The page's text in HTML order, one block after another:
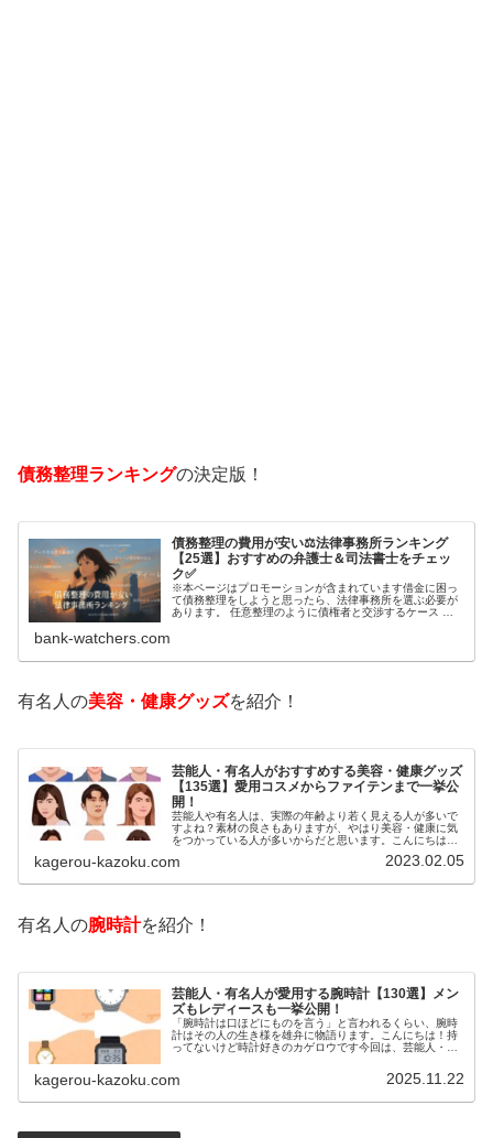
債務整理ランキングの決定版！
債務整理の費用が安い⚖️法律事務所ランキング
【25選】おすすめの弁護士＆司法書士をチェッ
ク✅
※本ページはプロモーションが含まれています借金に困っ
て債務整理をしようと思ったら、法律事務所を選ぶ必要が
あります。 任意整理のように債権者と交渉するケース 自
bank-watchers.com
有名人の美容・健康グッズを紹介！
芸能人・有名人がおすすめする美容・健康グッズ
【135選】愛用コスメからファイテンまで一挙公
開！
芸能人や有名人は、実際の年齢より若く見える人が多いで
すよね？素材の良さもありますが、やはり美容・健康に気
をつかっている人が多いからだと思います。こんにちは！
いるのでしょうか？今回は、芸能人…
kagerou-kazoku.com 2023.02.05
有名人の腕時計を紹介！
芸能人・有名人が愛用する腕時計【130選】メン
ズもレディースも一挙公開！
「腕時計は口ほどにものを言う」と言われるくらい、腕時
計はその人の生き様を雄弁に物語ります。こんにちは！持
ってないけど時計好きのカゲロウです今回は、芸能人・有
kagerou-kazoku.com 2025.11.22